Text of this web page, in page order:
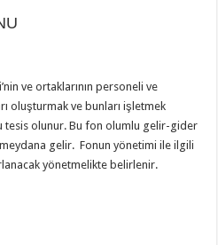
ve ortaklarının personeli ve
oluşturmak ve bunları işletmek
tesis olunur. Bu fon olumlu gelir-gider
gelir. Fonun yönetimi ile ilgili
yönetmelikte belirlenir.